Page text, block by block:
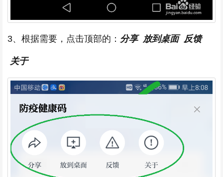
3、根据需要，点击顶部的： 分享 放到桌面 反馈
关于